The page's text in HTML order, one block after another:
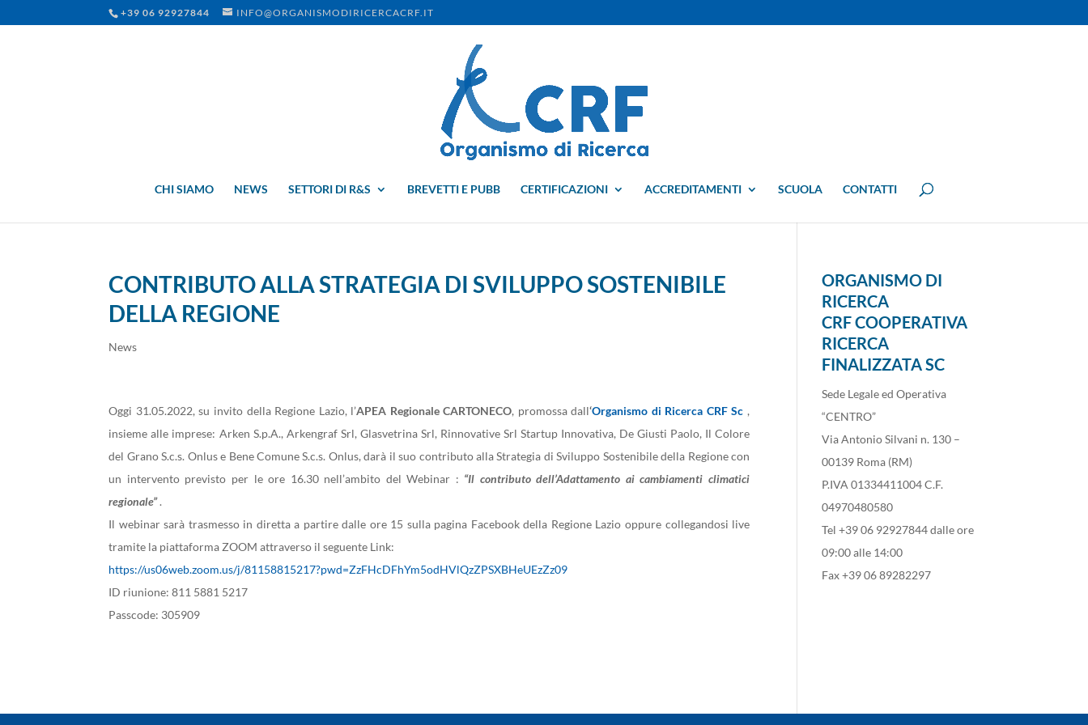
+39 06 92927844 INFO@ORGANISMODIRICERCACRF.IT
CHI SIAMO NEWS SETTORI DI R&S BREVETTI E PUBB CERTIFICAZIONI ACCREDITAMENTI SCUOLA CONTATTI
CONTRIBUTO ALLA STRATEGIA DI SVILUPPO SOSTENIBILE
DELLA REGIONE
News
Oggi 31.05.2022, su invito della Regione Lazio, l’APEA Regionale CARTONECO, promossa dall‘Organismo di Ricerca CRF Sc ,
insieme alle imprese: Arken S.p.A., Arkengraf Srl, Glasvetrina Srl, Rinnovative Srl Startup Innovativa, De Giusti Paolo, Il Colore
del Grano S.c.s. Onlus e Bene Comune S.c.s. Onlus, darà il suo contributo alla Strategia di Sviluppo Sostenibile della Regione con
un intervento previsto per le ore 16.30 nell’ambito del Webinar : “Il contributo dell’Adattamento ai cambiamenti climatici
regionale”.
Il webinar sarà trasmesso in diretta a partire dalle ore 15 sulla pagina Facebook della Regione Lazio oppure collegandosi live
tramite la piattaforma ZOOM attraverso il seguente Link:
https://us06web.zoom.us/j/81158815217?pwd=ZzFHcDFhYm5odHVlQzZPSXBHeUEzZz09
ID riunione: 811 5881 5217
Passcode: 305909
ORGANISMO DI
RICERCA
CRF COOPERATIVA
RICERCA
FINALIZZATA SC
Sede Legale ed Operativa
“CENTRO”
Via Antonio Silvani n. 130 –
00139 Roma (RM)
P.IVA 01334411004 C.F.
04970480580
Tel +39 06 92927844 dalle ore
09:00 alle 14:00
Fax +39 06 89282297